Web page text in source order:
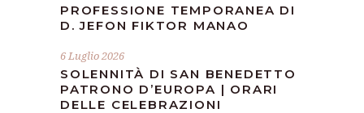
PROFESSIONE TEMPORANEA DI
D. JEFON FIKTOR MANAO
6 Luglio 2026
SOLENNITÀ DI SAN BENEDETTO
PATRONO D’EUROPA | ORARI
DELLE CELEBRAZIONI